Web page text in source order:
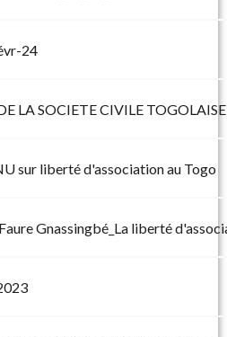
24
LA SOCIETE CIVILE TOGOLAISE
sur liberté d'association au Togo
Gnassingbé_La liberté